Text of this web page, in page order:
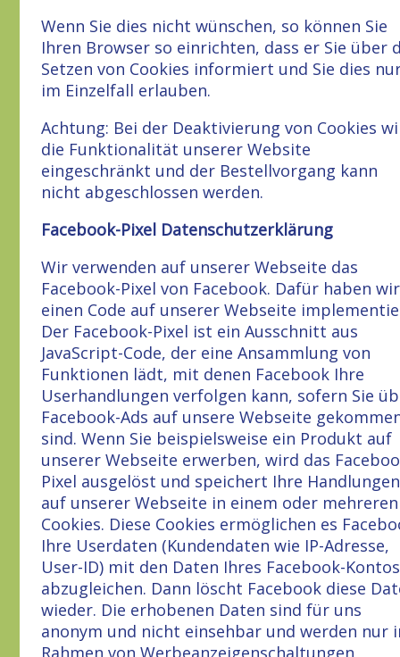
Wenn Sie dies nicht wünschen, so können Sie
Ihren Browser so einrichten, dass er Sie über
Setzen von Cookies informiert und Sie dies
im Einzelfall erlauben.
Achtung: Bei der Deaktivierung von Cookies
die Funktionalität unserer Website
eingeschränkt und der Bestellvorgang kann
nicht abgeschlossen werden.
Facebook-Pixel Datenschutzerklärung
Wir verwenden auf unserer Webseite das
Facebook-Pixel von Facebook. Dafür haben wir
einen Code auf unserer Webseite
Der Facebook-Pixel ist ein Ausschnitt aus
JavaScript-Code, der eine Ansammlung von
Funktionen lädt, mit denen Facebook Ihre
Userhandlungen verfolgen kann, sofern Sie
Facebook-Ads auf unsere Webseite
sind. Wenn Sie beispielsweise ein Produkt auf
unserer Webseite erwerben, wird das
Pixel ausgelöst und speichert Ihre Handlungen
auf unserer Webseite in einem oder mehreren
Cookies. Diese Cookies ermöglichen es
Ihre Userdaten (Kundendaten wie IP-Adresse,
User-ID) mit den Daten Ihres Facebook-Kontos
abzugleichen. Dann löscht Facebook diese
wieder. Die erhobenen Daten sind für uns
anonym und nicht einsehbar und werden nur
Rahmen von Werbeanzeigenschaltungen